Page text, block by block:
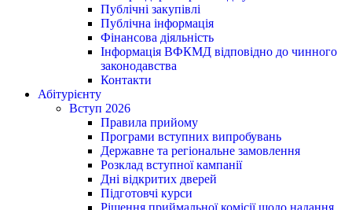
Публічні закупівлі
Публічна інформація
Фінансова діяльність
Інформація ВФКМД відповідно до чинного
законодавства
Контакти
Абітурієнту
Вступ 2026
Правила прийому
Програми вступних випробувань
Державне та регіональне замовлення
Розклад вступної кампанії
Дні відкритих дверей
Підготовчі курси
Рішення приймальної комісії щодо надання